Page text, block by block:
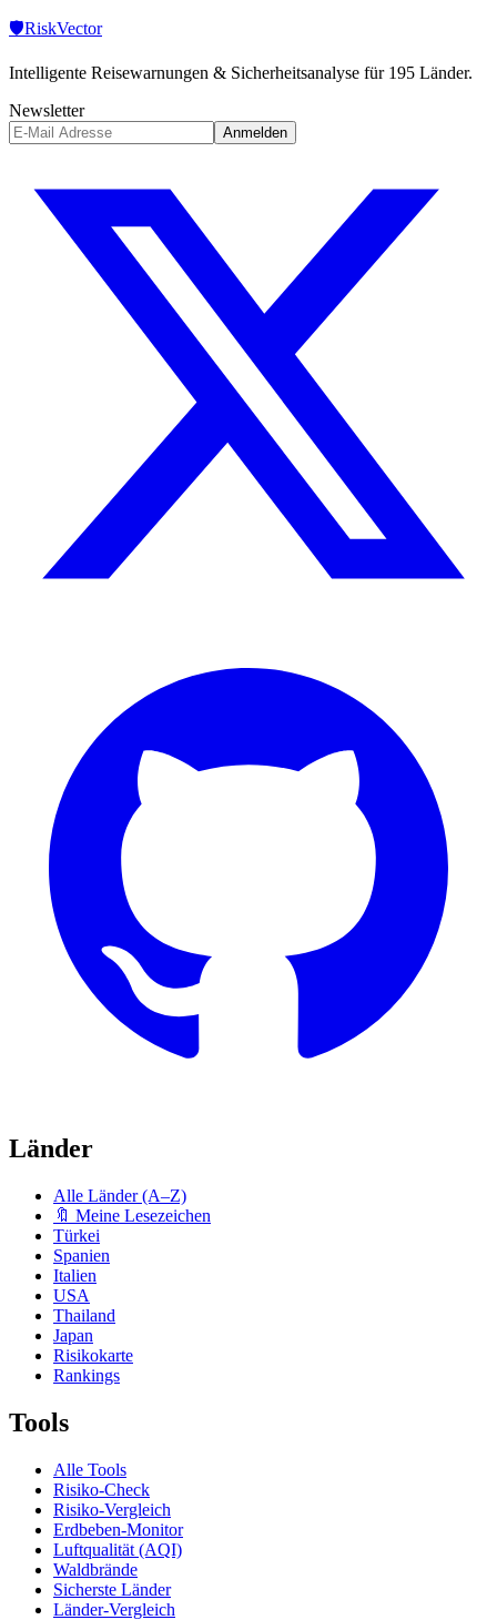
🛡️RiskVector
Intelligente Reisewarnungen & Sicherheitsanalyse für 195 Länder.
Newsletter
Anmelden
Länder
Alle Länder (A–Z)
🔖 Meine Lesezeichen
Türkei
Spanien
Italien
USA
Thailand
Japan
Risikokarte
Rankings
Tools
Alle Tools
Risiko-Check
Risiko-Vergleich
Erdbeben-Monitor
Luftqualität (AQI)
Waldbrände
Sicherste Länder
Länder-Vergleich